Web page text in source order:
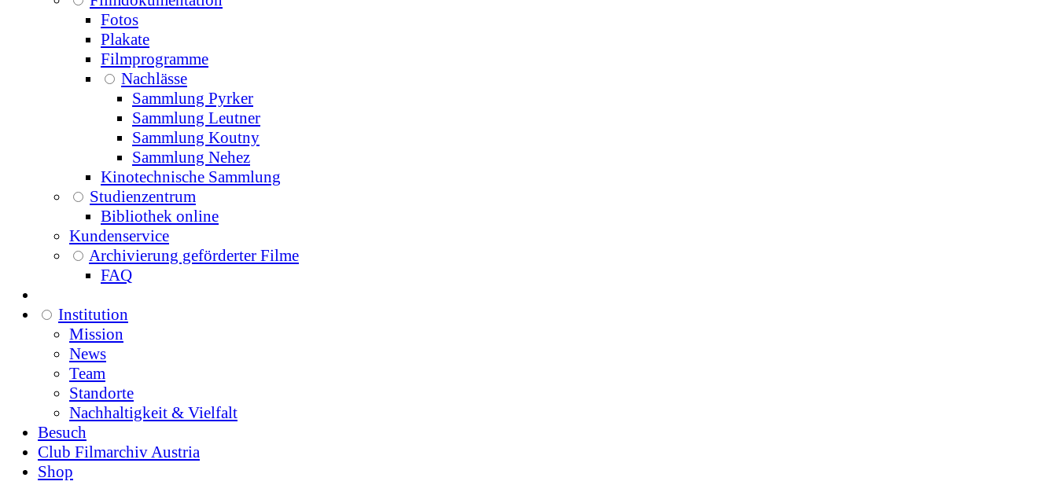
Fotos
Plakate
Filmprogramme
Nachlässe
Sammlung Pyrker
Sammlung Leutner
Sammlung Koutny
Sammlung Nehez
Kinotechnische Sammlung
Studienzentrum
Bibliothek online
Kundenservice
Archivierung geförderter Filme
FAQ
Institution
Mission
News
Team
Standorte
Nachhaltigkeit & Vielfalt
Besuch
Club Filmarchiv Austria
Shop